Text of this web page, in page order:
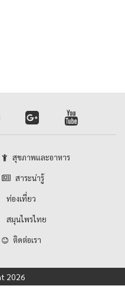
สุขภาพและอาหาร
สาระน่ารู้
ท่องเที่ยว
สมุนไพรไทย
ติดต่อเรา
2026